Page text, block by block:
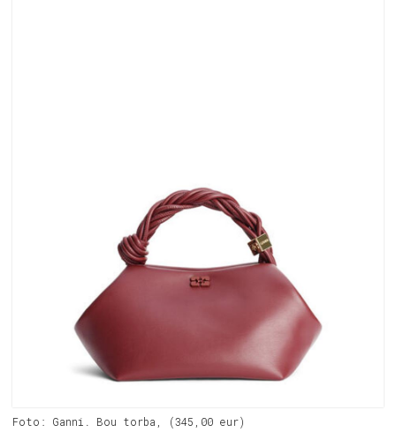
Foto: Ganni. Bou torba, (345,00 eur)